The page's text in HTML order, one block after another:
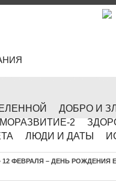
ДОБРО И
2
ЛЮДИ И ДАТЫ
12 ФЕВРАЛЯ – ДЕНЬ РОЖДЕНИЯ